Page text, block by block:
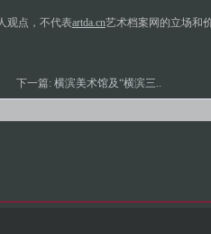
观点，不代表artda.cn艺术档案网的立场和
下一篇: 横滨美术馆及“横滨三..